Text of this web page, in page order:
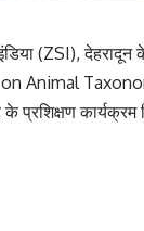
(ZSI), देहरादून
Animal
कार्यक्रम